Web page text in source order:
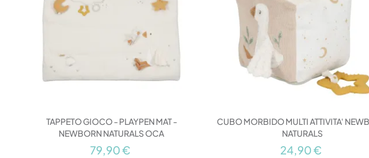
TAPPETO GIOCO - PLAYPEN MAT -
NEWBORN NATURALS OCA
79,90 €
CUBO MORBIDO MULTI ATTIVITA'
NATURALS
24,90 €